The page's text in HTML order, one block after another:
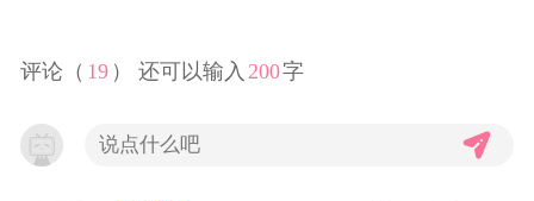
评论（ 19 ） 还可以输入 200字